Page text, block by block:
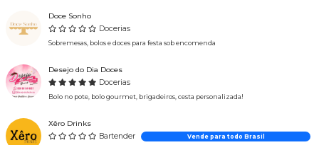
Doce Sonho
Docerias
Sobremesas, bolos e doces para festa sob encomenda
Desejo do Dia Doces
Docerias
Bolo no pote, bolo gourmet, brigadeiros, cesta personalizada!
Xêro Drinks
Bartender
Vende para todo Brasil